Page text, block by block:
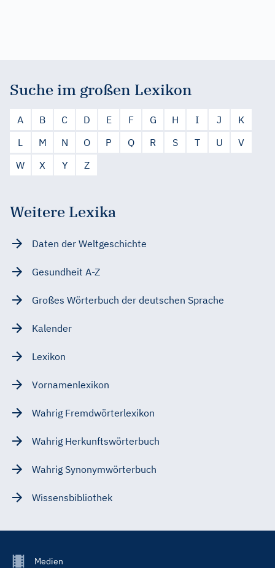
Suche im großen Lexikon
A B C D E F G H I J
K
L
M N O P Q R S T U
V
W
X Y Z
Weitere Lexika
Daten der Weltgeschichte
Gesundheit A-Z
Großes Wörterbuch der deutschen Sprache
Kalender
Lexikon
Vornamenlexikon
Wahrig Fremdwörterlexikon
Wahrig Herkunftswörterbuch
Wahrig Synonymwörterbuch
Wissensbibliothek
FooterMedien